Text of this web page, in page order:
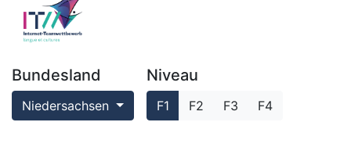
Bundesland
Niedersachsen
Niveau
F1 F2 F3 F4